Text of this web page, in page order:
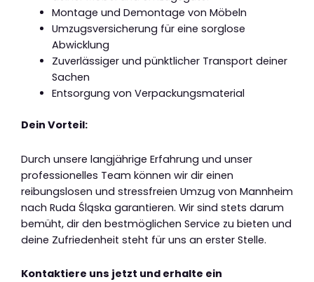
Montage und Demontage von Möbeln
Umzugsversicherung für eine sorglose
Abwicklung
Zuverlässiger und pünktlicher Transport deiner
Sachen
Entsorgung von Verpackungsmaterial
Dein Vorteil:
Durch unsere langjährige Erfahrung und unser
professionelles Team können wir dir einen
reibungslosen und stressfreien Umzug von Mannheim
nach Ruda Śląska garantieren. Wir sind stets darum
bemüht, dir den bestmöglichen Service zu bieten und
deine Zufriedenheit steht für uns an erster Stelle.
Kontaktiere uns jetzt und erhalte ein